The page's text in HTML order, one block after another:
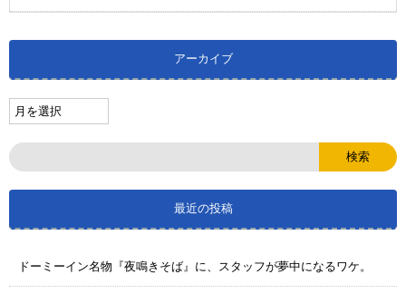
アーカイブ
最近の投稿
ドーミーイン名物『夜鳴きそば』に、スタッフが夢中になるワケ。